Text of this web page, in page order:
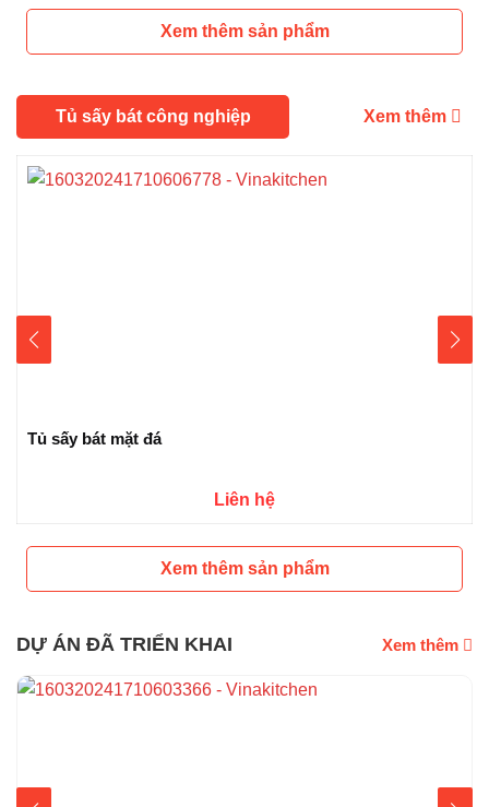
Xem thêm sản phẩm
Tủ sấy bát công nghiệp Xem thêm
Tủ sấy bát mặt đá
Liên hệ
Xem thêm sản phẩm
DỰ ÁN ĐÃ TRIỂN KHAI Xem thêm